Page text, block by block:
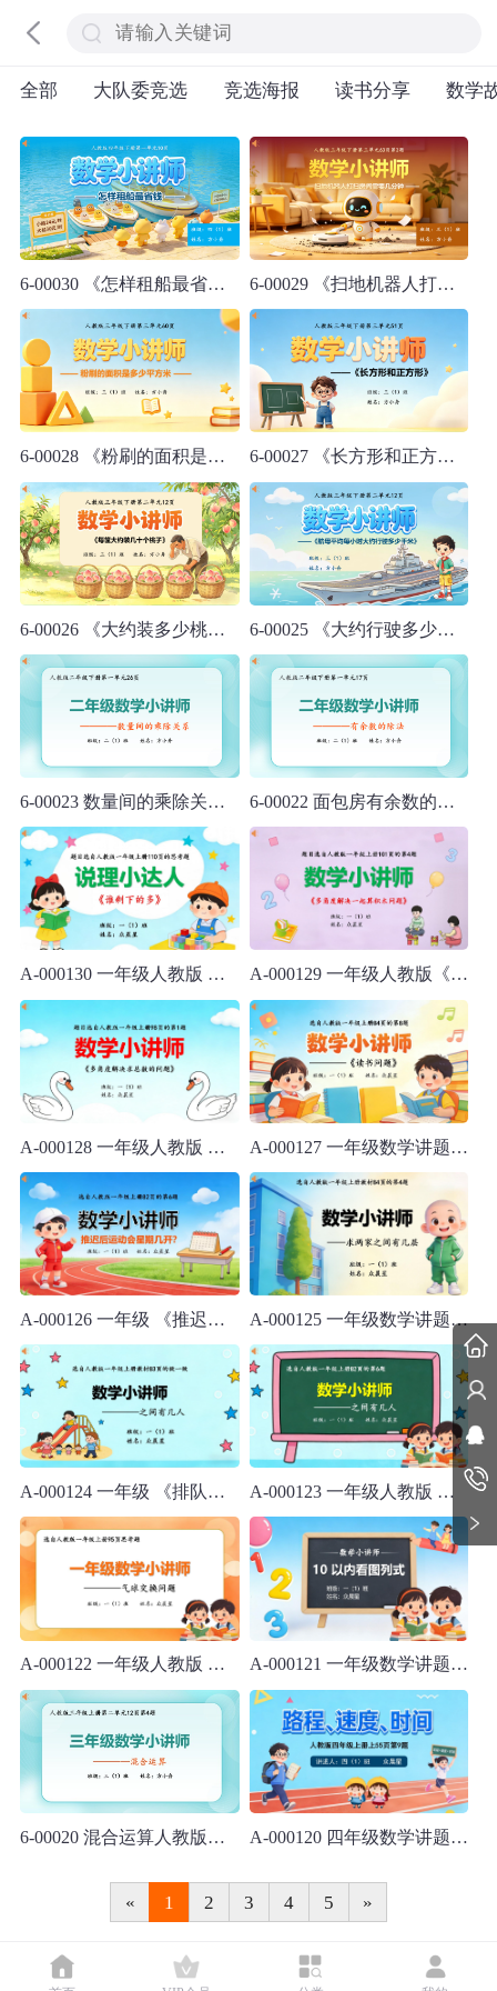
全部 大队委竞选 竞选海报 读书分享 数学
6-00030 《怎样租船最省钱？》人教版四年级下册数学讲题 6-00029 《扫地机器人打扫房间需要几分钟？》人教版三年级下册数学讲题
6-00028 《粉刷的面积是多少平方米》人教版三年级下册数学讲题 6-00027 《长方形和正方形》人教版三年级下册数学讲题
6-00026 《大约装多少桃子》人教版三年级下册数学讲题 6-00025 《大约行驶多少千米》人教版三年级下册数学讲题
6-00023 数量间的乘除关系人教版二年级下册数学讲题 6-00022 面包房有余数的除法人教版二年级下册数学讲题
A-000130 一年级人教版 《谁剩下的多》 A-000129 一年级人教版《多角度解决一起算积木问题》
A-000128 一年级人教版 《多角度解决求总数的问题》 A-000127 一年级数学讲题人教版《读书问题》
A-000126 一年级 《推迟后运动会星期几开》 A-000125 一年级数学讲题人教版《两家之间有几层》
A-000124 一年级 《排队中的之间有几人》 A-000123 一年级人教版 《之间有几人》
A-000122 一年级人教版 《气球交换问题》 A-000121 一年级数学讲题《看图列式》PPT
6-00020 混合运算人教版三年级上册数学讲题PPT模板 A-000120 四年级数学讲题《时间、速度、与路程》
« 1 2 3 4 5 »